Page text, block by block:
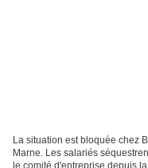
La situation est bloquée chez
Marne. Les salariés
le comité d'entreprise depuis